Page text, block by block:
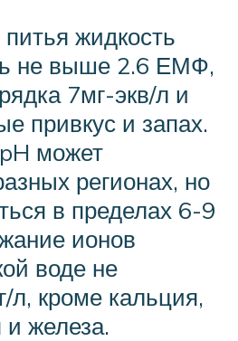
жидкость
не выше 2.6 ЕМФ,
7мг-экв/л и
привкус и запах.
может
регионах, но
в пределах 6-9
ионов
воде не
кроме кальция,
и железа.